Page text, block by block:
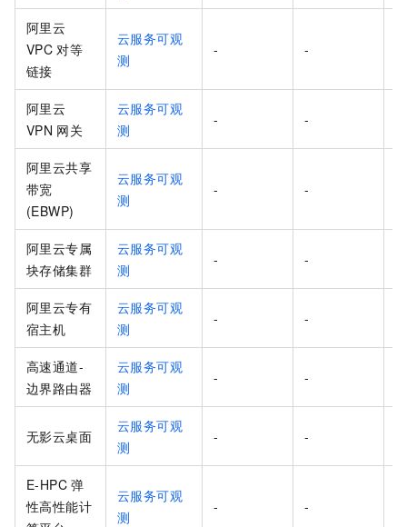
阿里云
VPC 对等
链接
云服务可观
测
- -
阿里云
VPN 网关
云服务可观
测
- -
阿里云共享
带宽
(EBWP)
云服务可观
测
- -
阿里云专属
块存储集群
云服务可观
测
- -
阿里云专有
宿主机
云服务可观
测
- -
高速通道-
边界路由器
云服务可观
测
- -
无影云桌面
云服务可观
测
- -
E-HPC 弹
性高性能计
云服务可观
测
- -